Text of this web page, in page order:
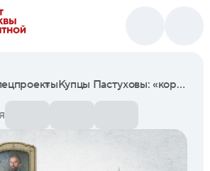
Купцы Пастуховы: «короли железного рынка» Российской империи